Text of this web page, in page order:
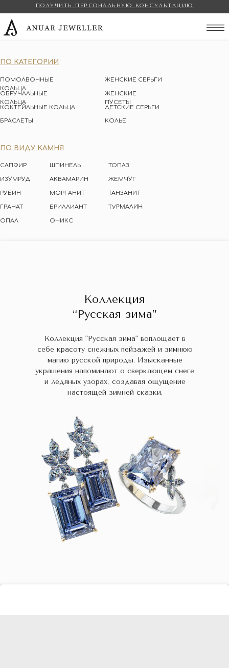
ПОЛУЧИТЬ ПЕРСОНАЛЬНУЮ КОНСУЛЬТАЦИЮ
ПО КАТЕГОРИИ
ПОМОЛВОЧНЫЕ
КОЛЬЦА
ОБРУЧАЛЬНЫЕ
КОЛЬЦА
ЖЕНСКИЕ СЕРЬГИ
КОКТЕЙЛЬНЫЕ КОЛЬЦА
ЖЕНСКИЕ
ПУСЕТЫ
ДЕТСКИЕ СЕРЬГИ
БРАСЛЕТЫ
КОЛЬЕ
ПО ВИДУ КАМНЯ
САПФИР
ИЗУМРУД
ШПИНЕЛЬ
РУБИН
АКВАМАРИН
МОРГАНИТ
ГРАНАТ БРИЛЛИАНТ
ТОПАЗ
ЖЕМЧУГ
ТУРМАЛИН
ТАНЗАНИТ
ОНИКС
ОПАЛ
Коллекция
“Русская зима”
Коллекция "Русская зима" воплощает в
себе красоту снежных пейзажей и зимнюю
магию русской природы. Изысканные
украшения напоминают о сверкающем снеге
и ледяных узорах, создавая ощущение
настоящей зимней сказки.